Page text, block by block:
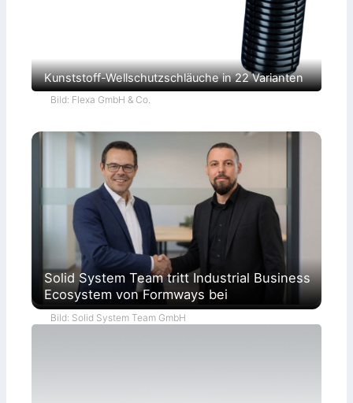
Kunststoff-Wellschutzschläuche in 22 Varianten
Bild: Flexa GmbH & Co.
Solid System Team tritt Industrial Business
Ecosystem von Formways bei
Bild: Solid System Team GmbH